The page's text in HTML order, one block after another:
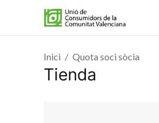
Inici Quota soci sòcia
Tienda